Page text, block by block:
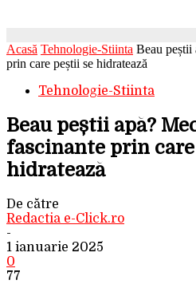
Acasă Tehnologie-Stiinta Beau peștii
prin care peștii se hidratează
Tehnologie-Stiinta
Beau peștii apă?
fascinante prin
hidratează
De către
Redactia e-Click.ro
-
1 ianuarie 2025
0
77